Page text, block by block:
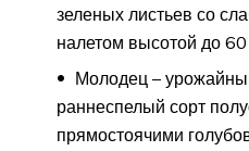
зеленых листьев со
налетом высотой до
Молодец –
раннеспелый сорт
прямостоячими